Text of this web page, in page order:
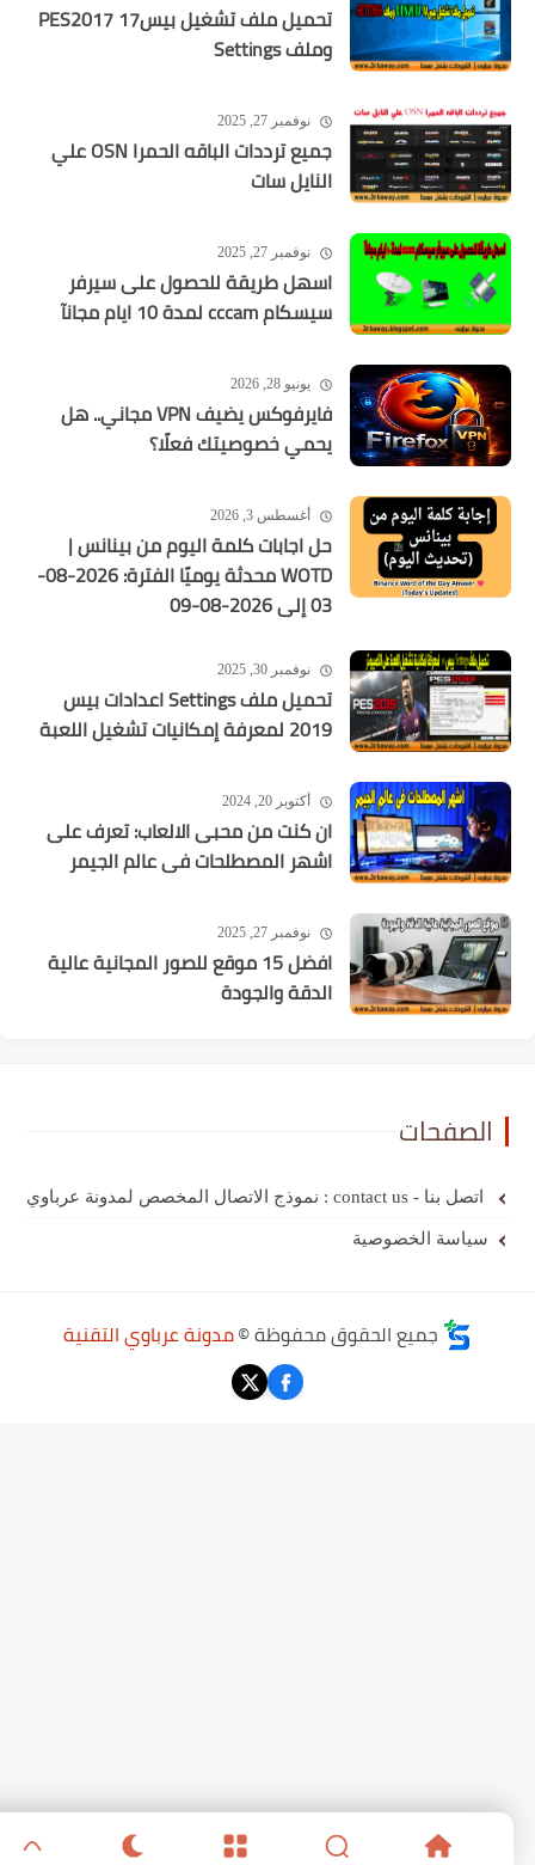
تحميل ملف تشغيل بيس17 PES2017
وملف Settings
نوفمبر 27, 2025
جميع ترددات الباقه الحمرا OSN علي
النايل سات
نوفمبر 27, 2025
اسهل طريقة للحصول على سيرفر
سيسكام cccam لمدة 10 ايام مجانآ
يونيو 28, 2026
فايرفوكس يضيف VPN مجاني.. هل
يحمي خصوصيتك فعلًا؟
أغسطس 3, 2026
حل اجابات كلمة اليوم من بينانس |
WOTD محدثة يوميًا الفترة: 2026-08-
03 إلى 2026-08-09
نوفمبر 30, 2025
تحميل ملف Settings اعدادات بيس
2019 لمعرفة إمكانيات تشغيل اللعبة
أكتوبر 20, 2024
ان كنت من محبى الالعاب: تعرف على
اشهر المصطلحات فى عالم الجيمر
نوفمبر 27, 2025
افضل 15 موقع للصور المجانية عالية
الدقة والجودة
الصفحات
اتصل بنا - contact us : نموذج الاتصال المخصص لمدونة عرباوي
سياسة الخصوصية
جميع الحقوق محفوظة ©مدونة عرباوي التقنية